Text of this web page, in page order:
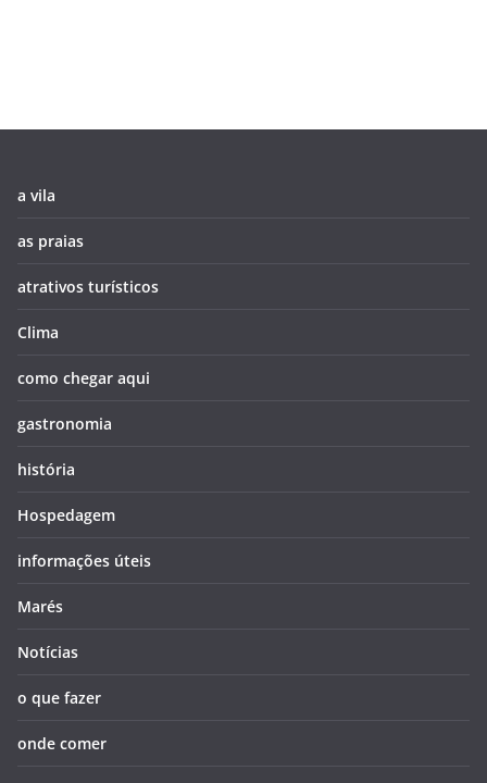
a vila
as praias
atrativos turísticos
Clima
como chegar aqui
gastronomia
história
Hospedagem
informações úteis
Marés
Notícias
o que fazer
onde comer